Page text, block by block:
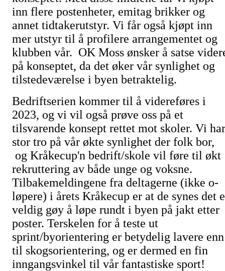
inn flere postenheter, emitag brikker og
annet tidtakerutstyr. Vi får også kjøpt inn
mer utstyr til å profilere arrangementet og
klubben vår. OK Moss ønsker å satse
på konseptet, da det øker vår synlighet og
tilstedeværelse i byen betraktelig.
Bedriftserien kommer til å videreføres i
2023, og vi vil også prøve oss på et
tilsvarende konsept rettet mot skoler. Vi har
stor tro på vår økte synlighet der folk bor,
og Kråkecup'n bedrift/skole vil føre til økt
rekruttering av både unge og voksne.
Tilbakemeldingene fra deltagerne (ikke o-
løpere) i årets Kråkecup er at de synes det
veldig gøy å løpe rundt i byen på jakt etter
poster. Terskelen for å teste ut
sprint/byorientering er betydelig lavere enn
til skogsorientering, og er dermed en fin
inngangsvinkel til vår fantastiske sport!